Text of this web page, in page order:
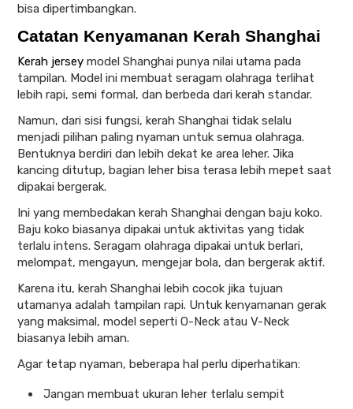
bisa dipertimbangkan.
Catatan Kenyamanan Kerah Shanghai
Kerah jersey model Shanghai punya nilai utama pada
tampilan. Model ini membuat seragam olahraga terlihat
lebih rapi, semi formal, dan berbeda dari kerah standar.
Namun, dari sisi fungsi, kerah Shanghai tidak selalu
menjadi pilihan paling nyaman untuk semua olahraga.
Bentuknya berdiri dan lebih dekat ke area leher. Jika
kancing ditutup, bagian leher bisa terasa lebih mepet saat
dipakai bergerak.
Ini yang membedakan kerah Shanghai dengan baju koko.
Baju koko biasanya dipakai untuk aktivitas yang tidak
terlalu intens. Seragam olahraga dipakai untuk berlari,
melompat, mengayun, mengejar bola, dan bergerak aktif.
Karena itu, kerah Shanghai lebih cocok jika tujuan
utamanya adalah tampilan rapi. Untuk kenyamanan gerak
yang maksimal, model seperti O-Neck atau V-Neck
biasanya lebih aman.
Agar tetap nyaman, beberapa hal perlu diperhatikan:
Jangan membuat ukuran leher terlalu sempit